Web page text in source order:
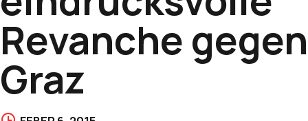
Revanche gegen
Graz